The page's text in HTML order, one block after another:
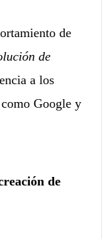
de
de
a los
Google y
de